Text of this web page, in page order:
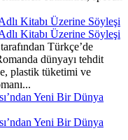
Kitabı Üzerine Söyleşi
Kitabı Üzerine Söyleşi
Türkçe’de
dünyayı tehdit
plastik tüketimi ve
Yeni Bir Dünya
Yeni Bir Dünya